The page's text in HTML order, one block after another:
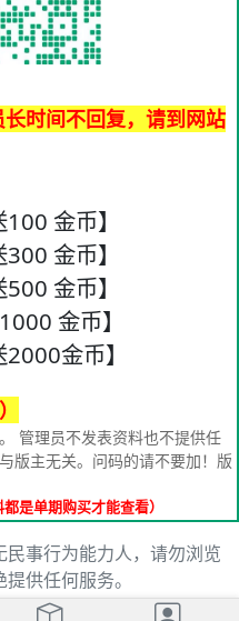
时间不回复，请到网站
金币】
金币】
金币】
金币】
金币】
管理员不发表资料也不提供任
版主无关。问码的请不要加！版
是单期购买才能查看）
事行为能力人，请勿浏览
供任何服务。